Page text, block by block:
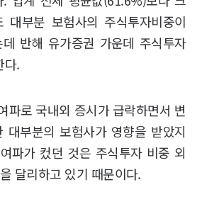
부분 보험사의 주식투자비중이
반해 유가증권 가운데 주식투자
다.
파로 국내외 증시가 급락하면서 변
대부분의 보험사가 영향을 받았지
파가 컸던 것은 주식투자 비중 외
달리하고 있기 때문이다.